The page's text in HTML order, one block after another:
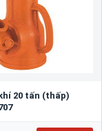
20 tấn (thấp)